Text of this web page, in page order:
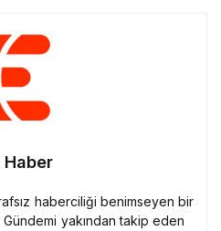
Haber
haberciliği benimseyen bir
yakından takip eden